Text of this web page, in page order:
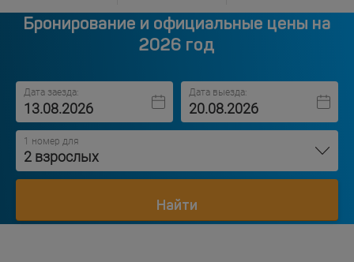
Бронирование и официальные цены на
2026 год
Дата заезда: Дата выезда:
1 номер для
2 взрослых
Найти